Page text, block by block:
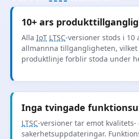
10+ ars
Alla IoT LTSC-versioner stods i 10
allmannna tillgangligheten,
produktlinje forblir stoda under
Inga tvingade
LTSC-versioner tar emot kvalitets-
sakerhetsuppdateringar.